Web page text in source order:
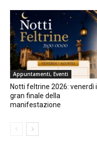
Appuntamenti, Eventi
Notti feltrine 2026: venerdì il
gran finale della
manifestazione